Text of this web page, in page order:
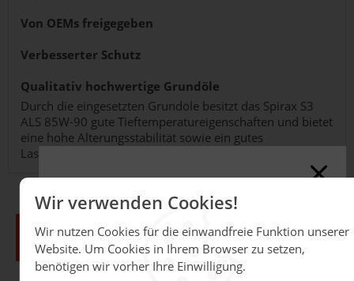
Wir verwenden Cookies!
Wir nutzen Cookies für die einwandfreie Funktion unserer
Website. Um Cookies in Ihrem Browser zu setzen,
benötigen wir vorher Ihre Einwilligung.
Online-Shop derzeit
geschlossen
Aufgrund massiver
Lieferkettenunterbrechungen sind aktuell keine
Verkäufe über unseren Online-Shop möglich.
Von OEMs freigegeben
Verbesserter Schutz
Qualitativ hochwertige Grundöle
Durch die eingesetzten Grundöle besitzt das Spirax S3
ALS 85W-90 gute Tieftemperatureigenschaften und bietet
eine hohe Alterungsstabilität sowie ein gutes
Lasttragevermögen des Ölfilms zwischen Zahnflanken.